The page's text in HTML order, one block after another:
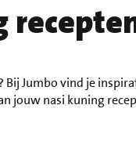
Jumbo vind je
jouw nasi kuning